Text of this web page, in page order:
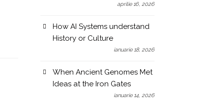
aprilie 16, 2026
How AI Systems understand
History or Culture
ianuarie 18, 2026
When Ancient Genomes Met
Ideas at the Iron Gates
ianuarie 14, 2026